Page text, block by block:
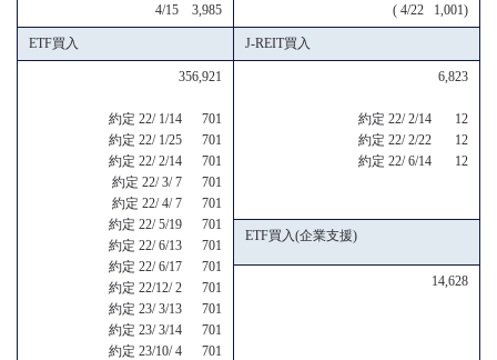
4/15 3,985 ( 4/22 1,001)
ETF買入 J-REIT買入
356,921
約定 22/ 1/14 701
約定 22/ 1/25 701
約定 22/ 2/14 701
約定 22/ 3/ 7 701
約定 22/ 4/ 7 701
約定 22/ 5/19 701
約定 22/ 6/13 701
約定 22/ 6/17 701
約定 22/12/ 2 701
約定 23/ 3/13 701
約定 23/ 3/14 701
約定 23/10/ 4 701
6,823
約定 22/ 2/14 12
約定 22/ 2/22 12
約定 22/ 6/14 12
ETF買入(企業支援)
14,628